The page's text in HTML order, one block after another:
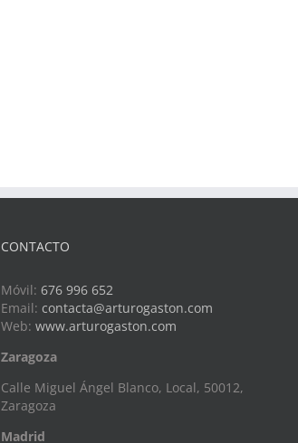
CONTACTO
Móvil: 676 996 652
Email: contacta@arturogaston.com
Web: www.arturogaston.com
Zaragoza
Calle Miguel Ángel Blanco, Local, 50012,
Zaragoza
Madrid